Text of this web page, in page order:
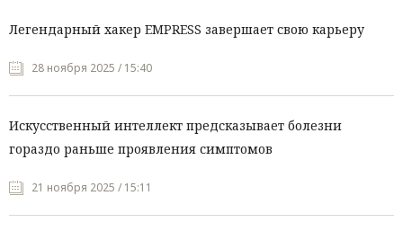
Легендарный хакер EMPRESS завершает свою карьеру
28 ноября 2025 / 15:40
Искусственный интеллект предсказывает болезни
гораздо раньше проявления симптомов
21 ноября 2025 / 15:11